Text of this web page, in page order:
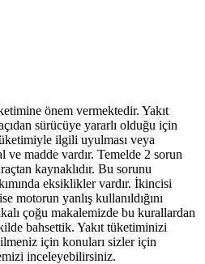
önem vermektedir. Yakıt
sürücüye yararlı olduğu için
ilgili uyulması veya
ve madde vardır. Temelde 2 sorun
kaynaklıdır. Bu sorunu
eksiklikler vardır. İkincisi
motorun yanlış kullanıldığını
çoğu makalemizde bu kurallardan
bahsettik. Yakıt tüketiminizi
için konuları sizler için
inceleyebilirsiniz.